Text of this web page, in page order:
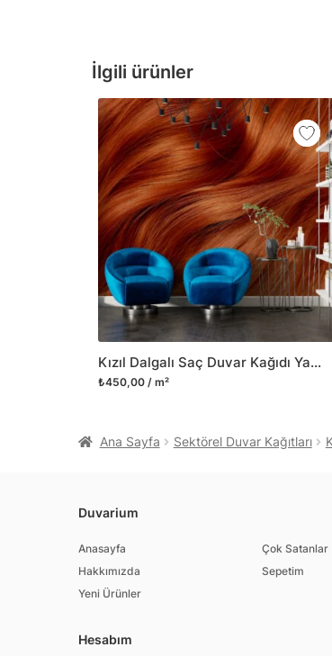
İlgili ürünler
Kızıl Dalgalı Saç Duvar Kağıdı Yakın Çekim Kuaför Duvar Posteri
₺450,00 / m²
Ana Sayfa Sektörel Duvar Kağıtları
Duvarium
Anasayfa
Hakkımızda
Yeni Ürünler
Çok Satanlar
Sepetim
Hesabım